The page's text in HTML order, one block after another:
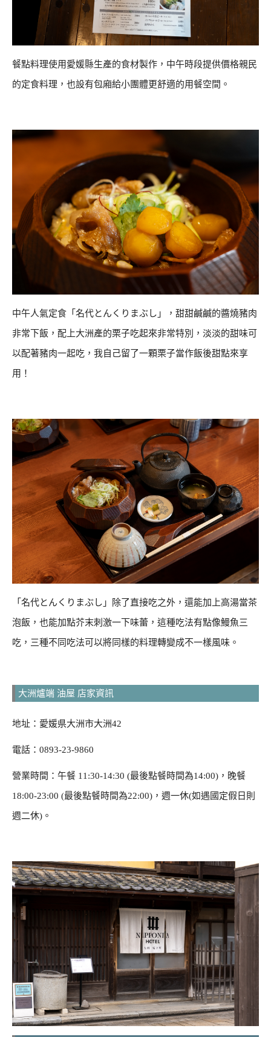
餐點料理使用愛媛縣生產的食材製作，中午時段提供價格親民
的定食料理，也設有包廂給小團體更舒適的用餐空間。
中午人氣定食「名代とんくりまぶし」，甜甜鹹鹹的醬燒豬肉
非常下飯，配上大洲產的栗子吃起來非常特別，淡淡的甜味可
以配著豬肉一起吃，我自己留了一顆栗子當作飯後甜點來享
用！
「名代とんくりまぶし」除了直接吃之外，還能加上高湯當茶
泡飯，也能加點芥末刺激一下味蕾，這種吃法有點像鰻魚三
吃，三種不同吃法可以將同樣的料理轉變成不一樣風味。
大洲爐端 油屋 店家資訊
地址：愛媛県大洲市大洲42
電話：0893-23-9860
營業時間：午餐 11:30-14:30 (最後點餐時間為14:00)，晚餐
18:00-23:00 (最後點餐時間為22:00)，週一休(如遇國定假日則
週二休)。